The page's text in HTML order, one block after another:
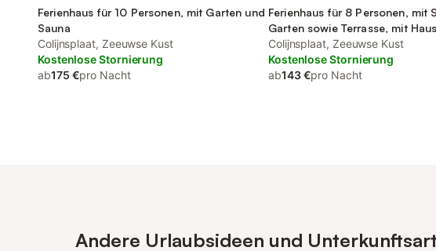
Ferienhaus für 10 Personen, mit Garten und
Sauna
Colijnsplaat, Zeeuwse Kust
Kostenlose Stornierung
ab175 €pro Nacht
Ferienhaus für 8 Personen, mit
Garten sowie Terrasse, mit
Colijnsplaat, Zeeuwse Kust
Kostenlose Stornierung
ab143 €pro Nacht
Andere Urlaubsideen und